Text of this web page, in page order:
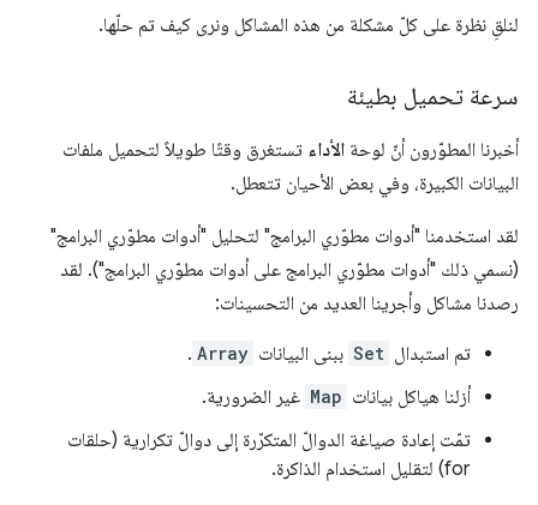
لنلقِ نظرة على كلّ مشكلة من هذه المشاكل ونرى كيف تم حلّها.
سرعة تحميل بطيئة
أخبرنا المطوّرون أنّ لوحة الأداء تستغرق وقتًا طويلاً لتحميل ملفات
البيانات الكبيرة، وفي بعض الأحيان تتعطل.
لقد استخدمنا "أدوات مطوّري البرامج" لتحليل "أدوات مطوّري البرامج"
(نسمي ذلك "أدوات مطوّري البرامج على أدوات مطوّري البرامج"). لقد
رصدنا مشاكل وأجرينا العديد من التحسينات:
تم استبدال Set ببنى البيانات Array
.
أزلنا هياكل بيانات Map غير الضرورية.
تمّت إعادة صياغة الدوالّ المتكرّرة إلى دوالّ تكرارية (حلقات
for) لتقليل استخدام الذاكرة.